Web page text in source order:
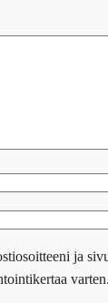
ja
varten.